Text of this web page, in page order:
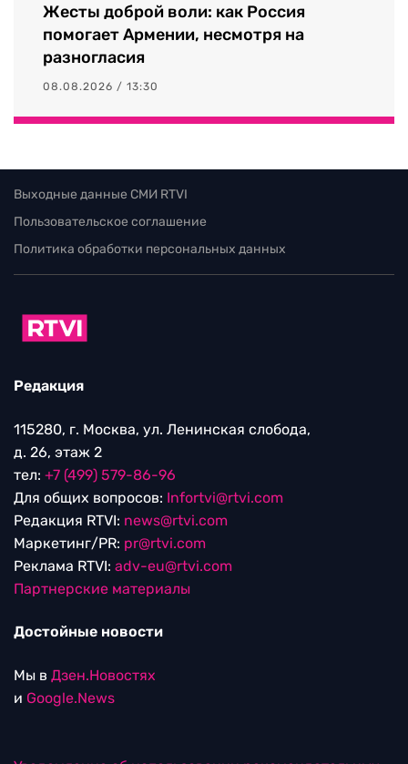
Жесты доброй воли: как Россия
помогает Армении, несмотря на
разногласия
08.08.2026 / 13:30
Выходные данные СМИ RTVI
Пользовательское соглашение
Политика обработки персональных данных
Редакция
115280, г. Москва, ул. Ленинская слобода,
д. 26, этаж 2
тел: +7 (499) 579-86-96
Для общих вопросов: Infortvi@rtvi.com
Редакция RTVI: news@rtvi.com
Маркетинг/PR: pr@rtvi.com
Реклама RTVI: adv-eu@rtvi.com
Партнерские материалы
Достойные новости
Мы в Дзен.Новостях
и Google.News